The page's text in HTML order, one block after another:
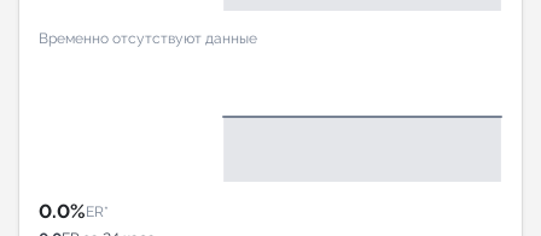
Временно отсутствуют данные
0.0%ER*